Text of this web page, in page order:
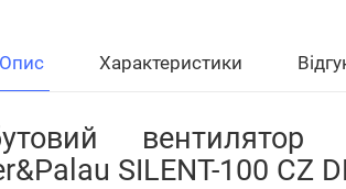
Опис Характеристики
SILENT-100 CZ